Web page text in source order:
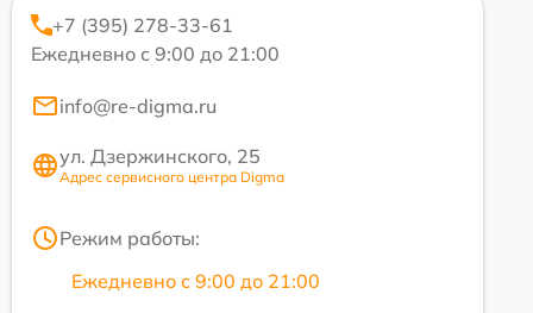
+7 (395) 278-33-61
Ежедневно с 9:00 до 21:00
info@re-digma.ru
ул. Дзержинского, 25
Адрес сервисного центра Digma
Режим работы:
Ежедневно с 9:00 до 21:00